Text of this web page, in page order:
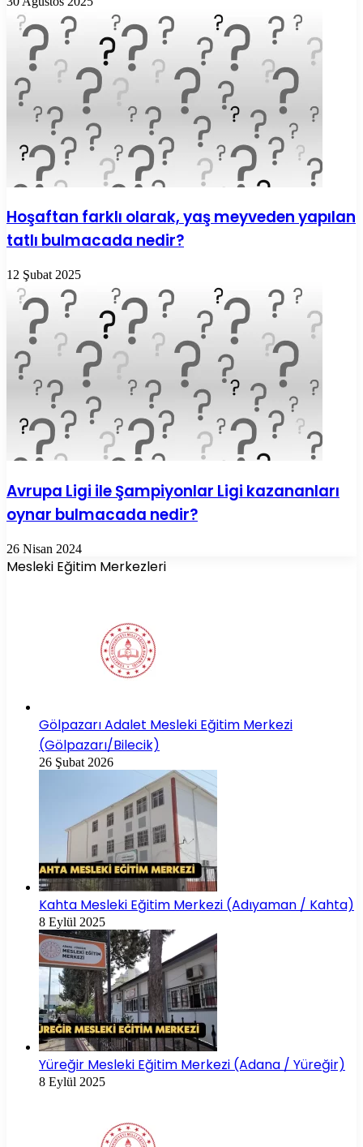
Hoşaftan farklı olarak, yaş meyveden yapılan
tatlı bulmacada nedir?
12 Şubat 2025
Avrupa Ligi ile Şampiyonlar Ligi kazananları
oynar bulmacada nedir?
26 Nisan 2024
Mesleki Eğitim Merkezleri
Gölpazarı Adalet Mesleki Eğitim Merkezi
(Gölpazarı/Bilecik)
26 Şubat 2026
Kahta Mesleki Eğitim Merkezi (Adıyaman / Kahta)
8 Eylül 2025
Yüreğir Mesleki Eğitim Merkezi (Adana / Yüreğir)
8 Eylül 2025